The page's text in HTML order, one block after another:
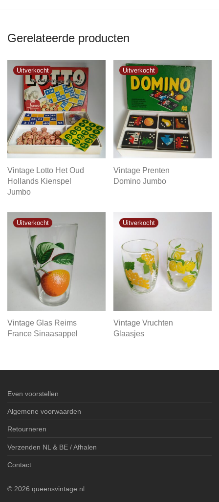
Gerelateerde producten
Vintage Lotto Het Oud
Hollands Kienspel
Jumbo
Vintage Prenten
Domino Jumbo
Vintage Glas Reims
France Sinaasappel
Vintage Vruchten
Glaasjes
Even voorstellen
Algemene voorwaarden
Retourneren
Verzenden NL & BE / Afhalen
Contact
© 2026 queensvintage.nl